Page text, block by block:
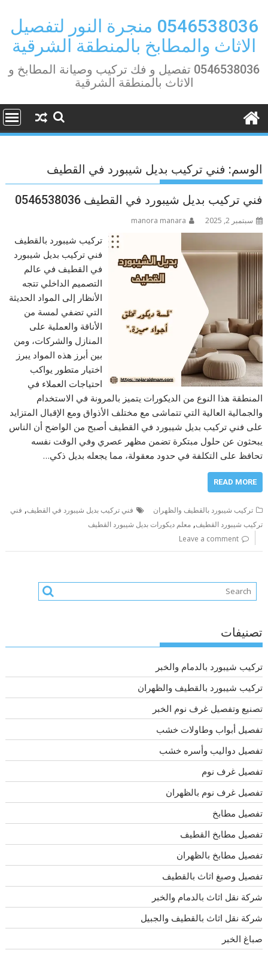
content
0546538036 منجرة النور لتفصيل
الاثاث والمطابخ بالمنطقة الشرقية
0546538036 تفصيل و فك تركيب وصيانة المطابخ و
الاثاث بالمنطقة الشرقية
الوسم: فني تركيب بديل شيبورد في القطيف
فني تركيب بديل شيبورد في القطيف 0546538036
سبتمبر 2, 2025 manora manara
تركيب شيبورد بالقطيف
فني تركيب بديل شيبورد
في القطيف في عالم
التصميم الداخلي تتجه
الأنظار إلى المواد الحديثة
التي تضفي لمسة من
الأناقة والعملية على
المنازل والشركات، ومن
بين أبرز هذه المواد يبرز
اختيار متطور يواكب
احتياجات العملاء في
المنطقة هذا النوع من الديكورات يتميز بالمرونة في الاستخدام
والجمالية العالية التي تتماشى مع مختلف الأذواق ومع الإقبال المتزايد
على فني تركيب بديل شيبورد في القطيف أصبح من الواضح أن الناس
يبحثون عن حلول مبتكرة تضمن مظهر عصري وفي الوقت نفسه
تحافظ على التكلفة في حدود معقولة، مما يجعله بديل ذكي…
READ MORE
تركيب شيبورد بالقطيف والظهران فني تركيب بديل شيبورد في القطيف, فني
تركيب شيبورد القطيف,معلم ديكورات بديل شيبورد القطيف
Leave a comment
تصنيفات
تركيب شيبورد بالدمام والخبر
تركيب شيبورد بالقطيف والظهران
تصنيع وتفصيل غرف نوم الخبر
تفصيل أبواب وطاولات خشب
تفصيل دواليب وأسره خشب
تفصيل غرف نوم
تفصيل غرف نوم بالظهران
تفصيل مطابخ
تفصيل مطابخ القطيف
تفصيل مطابخ بالظهران
تفصيل وصبغ اثاث بالقطيف
شركة نقل اثاث بالدمام والخبر
شركة نقل اثاث بالقطيف والجبيل
صباغ الخبر